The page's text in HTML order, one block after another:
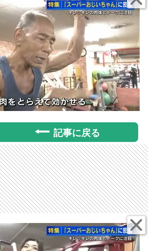
記事に戻る